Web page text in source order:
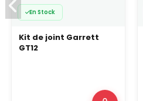
En Stock
Kit de joint Garrett
GT12